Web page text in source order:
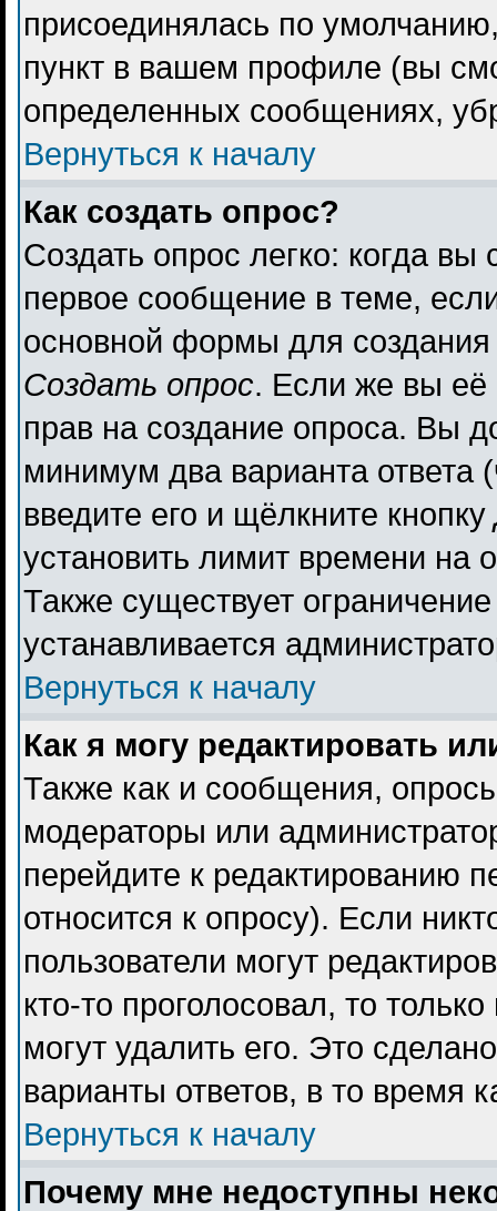
присоединялась по
пункт в вашем профиле (вы
определенных сообщениях,
Вернуться к началу
Как создать опрос?
Создать опрос легко: когда вы
первое сообщение в теме,
основной формы для
Создать опрос. Если же вы её
прав на создание опроса. Вы
минимум два варианта ответа
введите его и щёлкните кнопку
установить лимит времени на
Также существует
устанавливается
Вернуться к началу
Как я могу редактировать
Также как и сообщения,
модераторы или
перейдите к редактированию
относится к опросу). Если
пользователи могут
кто-то проголосовал, то
могут удалить его. Это
варианты ответов, в то время
Вернуться к началу
Почему мне недоступны